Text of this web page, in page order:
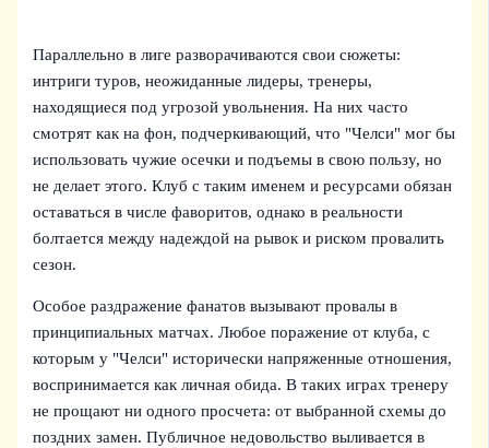
Параллельно в лиге разворачиваются свои сюжеты:
интриги туров, неожиданные лидеры, тренеры,
находящиеся под угрозой увольнения. На них часто
смотрят как на фон, подчеркивающий, что "Челси" мог бы
использовать чужие осечки и подъемы в свою пользу, но
не делает этого. Клуб с таким именем и ресурсами обязан
оставаться в числе фаворитов, однако в реальности
болтается между надеждой на рывок и риском провалить
сезон.
Особое раздражение фанатов вызывают провалы в
принципиальных матчах. Любое поражение от клуба, с
которым у "Челси" исторически напряженные отношения,
воспринимается как личная обида. В таких играх тренеру
не прощают ни одного просчета: от выбранной схемы до
поздних замен. Публичное недовольство выливается в